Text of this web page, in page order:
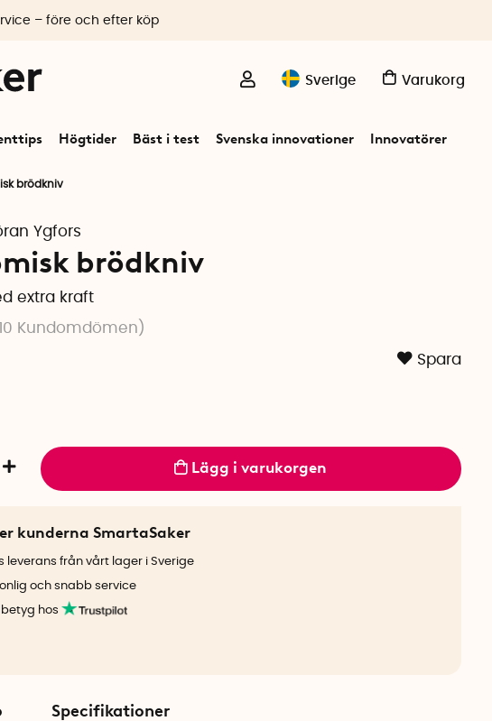
Sverige Varukorg
Högtider Bäst i test Svenska innovationer Innovatörer
– före och efter köp
brödkniv
Ygfors
brödkniv
extra kraft
Kundomdömen )
Spara
Lägg i varukorgen
kunderna SmartaSaker
leverans från vårt lager i Sverige
och snabb service
hos
Specifikationer